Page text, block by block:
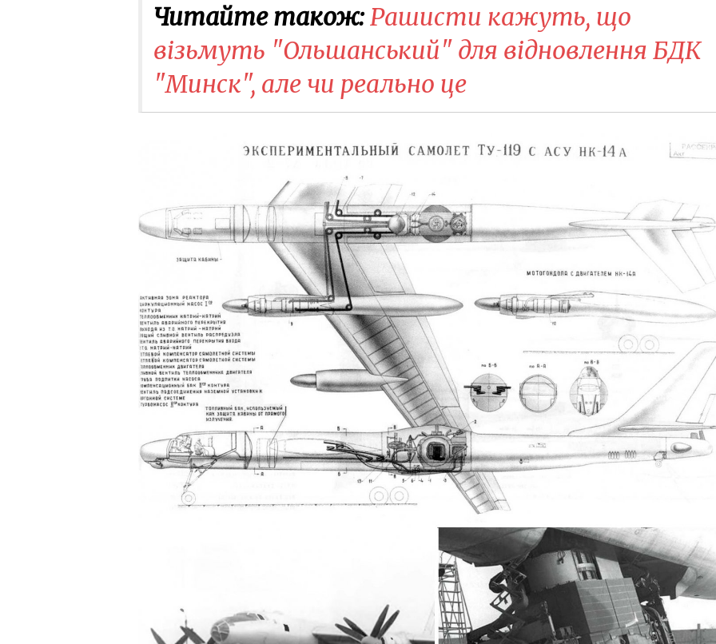
Читайте також:Рашисти кажуть, що
візьмуть "Ольшанський" для відновлення БДК
"Минск", але чи реально це